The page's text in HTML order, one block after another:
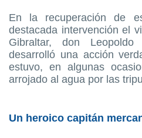
En la recuperación de
destacada intervención el
Gibraltar, don
desarrolló una acción
estuvo, en algunas
arrojado al agua por las
Un heroico capitán